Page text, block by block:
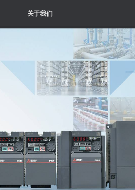
关于我们